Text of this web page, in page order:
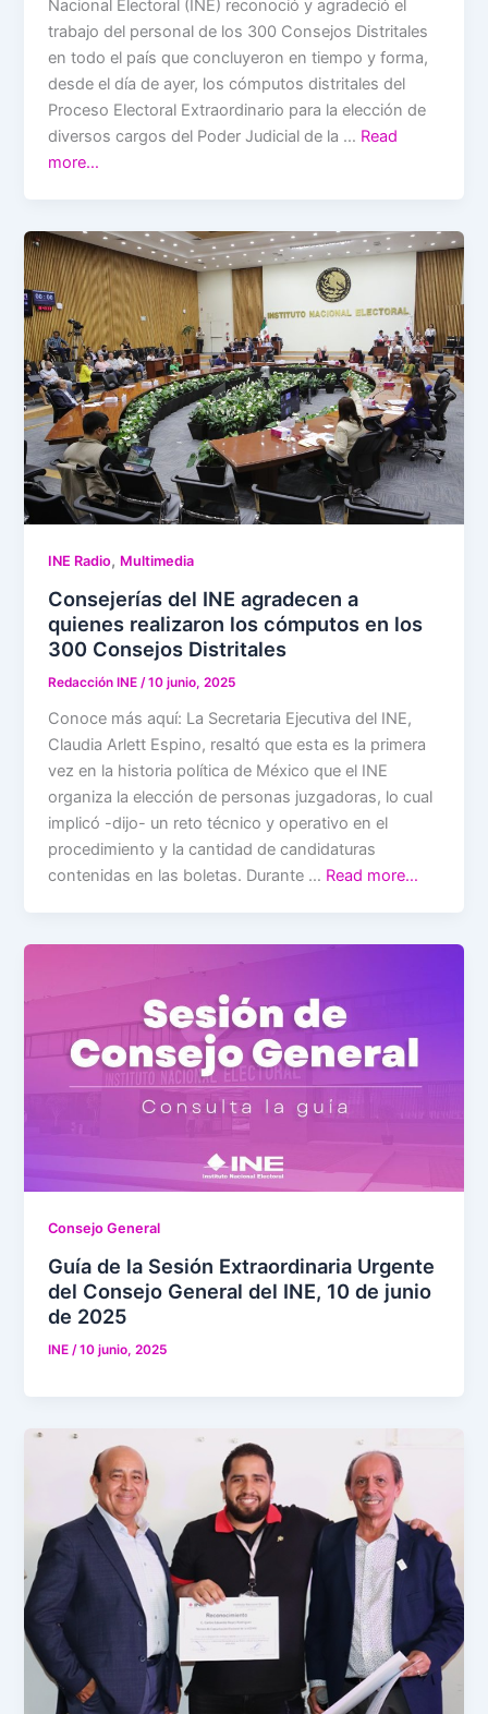
Nacional Electoral (INE) reconoció y agradeció el
trabajo del personal de los 300 Consejos Distritales
en todo el país que concluyeron en tiempo y forma,
desde el día de ayer, los cómputos distritales del
Proceso Electoral Extraordinario para la elección de
diversos cargos del Poder Judicial de la … Read
more…
INE Radio, Multimedia
Consejerías del INE agradecen a
quienes realizaron los cómputos en los
300 Consejos Distritales
Redacción INE/10 junio, 2025
Conoce más aquí: La Secretaria Ejecutiva del INE,
Claudia Arlett Espino, resaltó que esta es la primera
vez en la historia política de México que el INE
organiza la elección de personas juzgadoras, lo cual
implicó -dijo- un reto técnico y operativo en el
procedimiento y la cantidad de candidaturas
contenidas en las boletas. Durante … Read more…
Consejo General
Guía de la Sesión Extraordinaria Urgente
del Consejo General del INE, 10 de junio
de 2025
INE/10 junio, 2025